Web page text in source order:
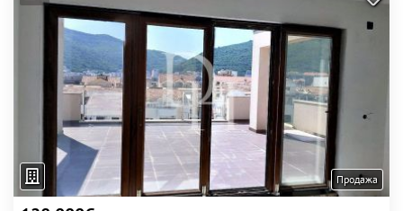
Продажа